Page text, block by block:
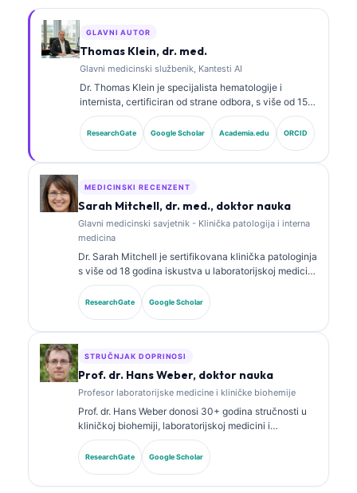
GLAVNI AUTOR
Thomas Klein, dr. med.
Glavni medicinski službenik, Kantesti AI
Dr. Thomas Klein je specijalista hematologije i
internista, certificiran od strane odbora, s više od 15
godina iskustva u laboratorijskoj medicini i kliničkoj
analizi uz pomoć vještačke inteligencije. Kao glavni
medicinski direktor u Kantesti AI, pruža klinički
radove o interpretaciji biomarkera i laboratorijskoj
dijagnostici na temu laboratorijske medicine.
ResearchGate Google Scholar Academia.edu ORCID
MEDICINSKI RECENZENT
Sarah Mitchell, dr. med., doktor nauka
Glavni medicinski savjetnik - Klinička patologija i interna
medicina
Dr. Sarah Mitchell je sertifikovana klinička patologinja
s više od 18 godina iskustva u laboratorijskoj medicini
i dijagnostičkoj analizi. Ima specijalističke sertifikate
iz kliničke biohemije i opsežno je objavljivala radove
o panelima biomarkera i laboratorijskoj analizi u
ResearchGate Google Scholar
STRUČNJAK DOPRINOSI
Prof. dr. Hans Weber, doktor nauka
Profesor laboratorijske medicine i kliničke biohemije
Prof. dr. Hans Weber donosi 30+ godina stručnosti u
kliničkoj biohemiji, laboratorijskoj medicini i
istraživanju biomarkera. Bivši predsjednik Njemačkog
društva za kliničku hemiju, specijalizovan je za
analizu dijagnostičkih panela, standardizaciju
ResearchGate Google Scholar